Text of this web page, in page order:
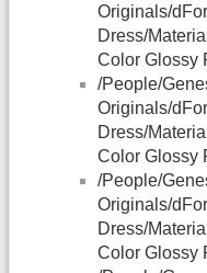
Originals/
Dress/
Color Glossy
/People/
Originals/
Dress/
Color Glossy
/People/
Originals/
Dress/
Color Glossy